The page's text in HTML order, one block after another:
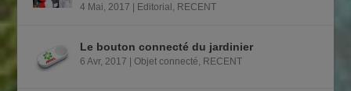
4 Mai, 2017 | Editorial, RECENT
Le bouton connecté du jardinier
6 Avr, 2017 |Objet connecté, RECENT